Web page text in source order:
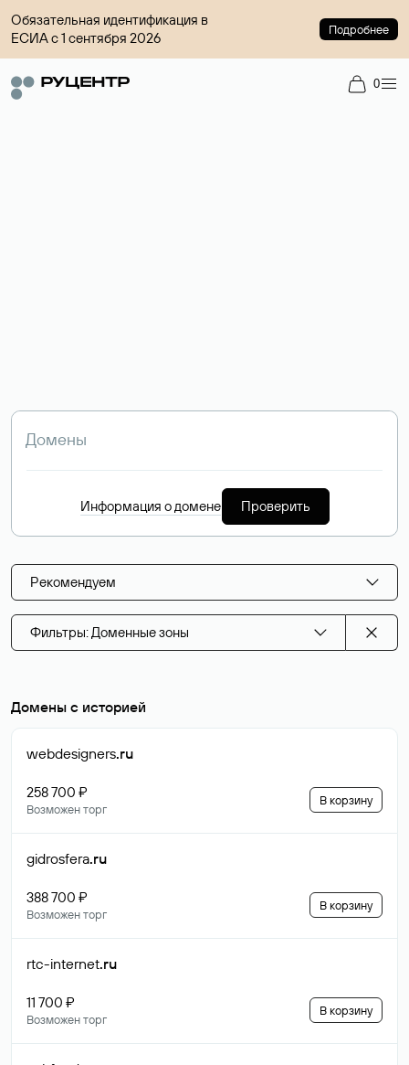
Обязательная идентификация в
ЕСИА с 1 сентября 2026
Подробнее
0
Информация о домене Проверить
Рекомендуем
Фильтры: Доменные зоны
Домены с историей
webdesigners.ru
258 700 ₽
Возможен торг
В корзину
gidrosfera.ru
388 700 ₽
Возможен торг
В корзину
rtc-internet.ru
11 700 ₽
Возможен торг
В корзину